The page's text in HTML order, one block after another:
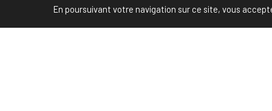
En poursuivant votre navigation sur ce site, vous